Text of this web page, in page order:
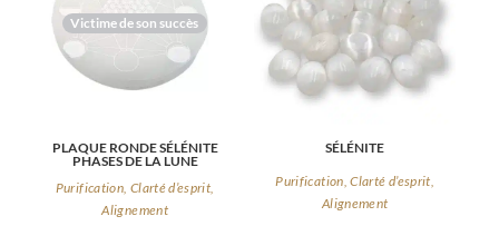
Victime de son succès
PLAQUE RONDE SÉLÉNITE
PHASES DE LA LUNE
Purification, Clarté d’esprit,
Alignement
SÉLÉNITE
Purification, Clarté d’esprit,
Alignement